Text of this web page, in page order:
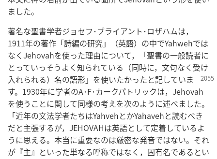
ました。
著名な聖書学者ジョセフ･ブライアント･ロザハムは，
1911年の著作「詩編の研究」（英語）の中でYahwehでは
なくJehovahを使った理由について，「聖書の一般読者に
とっていっそうよく知られている（同時に，文句なく受け
入れられる）名の語形」を使いたかったと記していま
す。1930年に学者のA･F･カークパトリックは，Jehovah
を使うことに関して同様の考えを次のように述べました。
「近年の文法学者たちはYahvehとかYahavehと読むべき
だと主張するが，JEHOVAHは英語として定着しているよ
うに思える。本当に重要なのは厳密な発音ではない。それ
が『主』といった単なる呼称ではなく，固有名であるとい